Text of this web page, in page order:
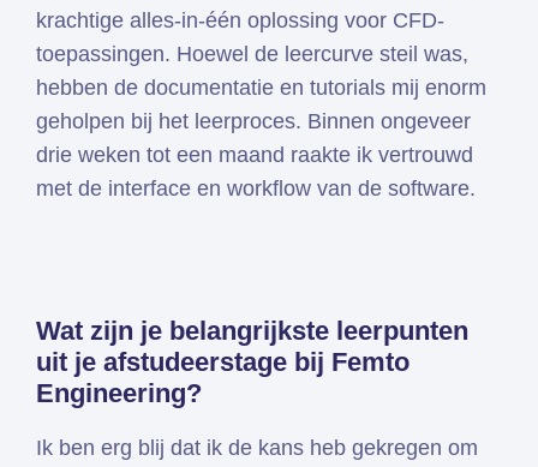
krachtige alles-in-één oplossing voor CFD-
toepassingen. Hoewel de leercurve steil was,
hebben de documentatie en tutorials mij enorm
geholpen bij het leerproces. Binnen ongeveer
drie weken tot een maand raakte ik vertrouwd
met de interface en workflow van de software.
Wat zijn je belangrijkste leerpunten
uit je afstudeerstage bij Femto
Engineering?
Ik ben erg blij dat ik de kans heb gekregen om